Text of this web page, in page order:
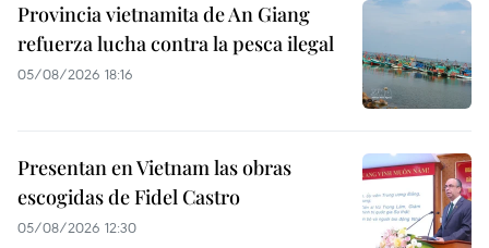
Provincia vietnamita de An Giang
refuerza lucha contra la pesca ilegal
05/08/2026 18:16
Presentan en Vietnam las obras
escogidas de Fidel Castro
05/08/2026 12:30